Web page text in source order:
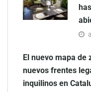
El nuevo mapa de
nuevos frentes
inquilinos en